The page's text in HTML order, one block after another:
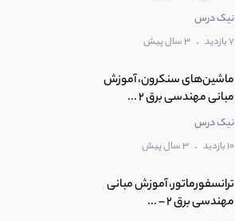
نیک درس
7 بازدید . 3 سال پیش
ماشین‌های سنکرون، آموزش
مبانی مهندسی برق 2 ...
نیک درس
10 بازدید . 3 سال پیش
ترانسفورماتور، آموزش مبانی
مهندسی برق 2 – ...